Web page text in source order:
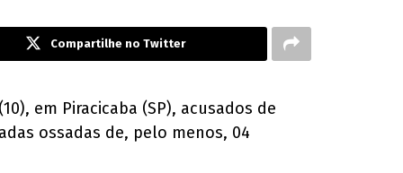
Compartilhe no Twitter
em Piracicaba (SP), acusados de
ossadas de, pelo menos, 04